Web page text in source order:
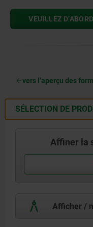
VEUILLEZ
vers l’aperçu des
SÉLECTION DE
Affiner la
Afficher /